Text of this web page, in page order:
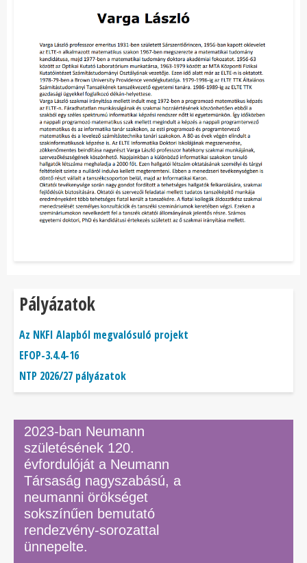
Pályázatok
Az NKFI Alapból megvalósuló projekt
EFOP-3.4.4-16
NTP 2026/27 pályázatok
2023-ban Neumann
születésének 120.
évfordulóját a Neumann
Társaság nagyszabású, a
neumanni örökséget
sokszínűen bemutató
rendezvény-sorozattal
ünnepelte.